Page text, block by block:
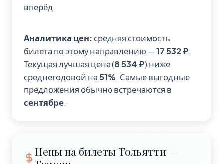
вперёд.
Аналитика цен: средняя стоимость
билета по этому направлению —17 532 ₽.
Текущая лучшая цена (8 534 ₽) ниже
среднегодовой на51%. Самые выгодные
предложения обычно встречаются в
сентябре.
Цены на билеты Тольятти —